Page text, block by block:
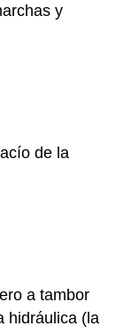
y
de la
a tambor
hidráulica (la